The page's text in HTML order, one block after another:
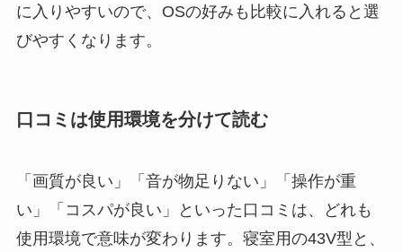
に入りやすいので、OSの好みも比較に入れると選
びやすくなります。
口コミは使用環境を分けて読む
「画質が良い」「音が物足りない」「操作が重
い」「コスパが良い」といった口コミは、どれも
使用環境で意味が変わります。寝室用の43V型と、